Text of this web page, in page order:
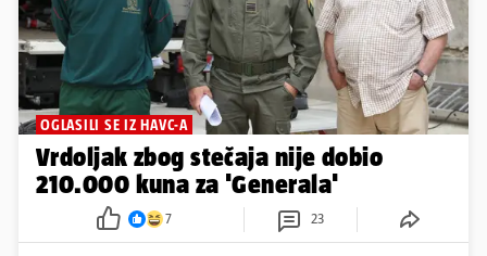
OGLASILI SE IZ HAVC-A
Vrdoljak zbog stečaja nije dobio
210.000 kuna za 'Generala'
7 23